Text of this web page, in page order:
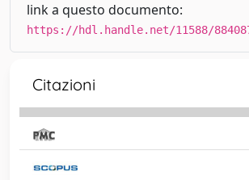
link a questo documento:
https://hdl.handle.net/11588/
Citazioni